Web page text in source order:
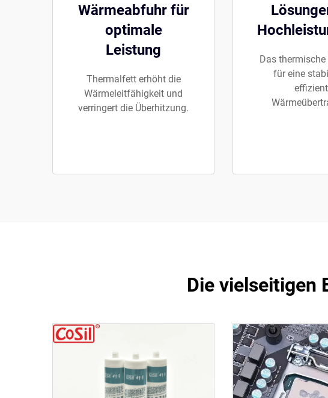
Wärmeabfuhr für
optimale
Leistung
Thermalfett erhöht die
Wärmeleitfähigkeit und
verringert die Überhitzung.
Das
für eine
Die vielseitigen